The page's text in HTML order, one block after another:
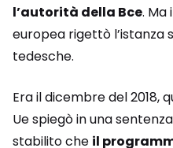
l’autorità della Bce. Ma
europea rigettò
tedesche.
Era il dicembre del 2018,
Ue spiegò in una
stabilito che il